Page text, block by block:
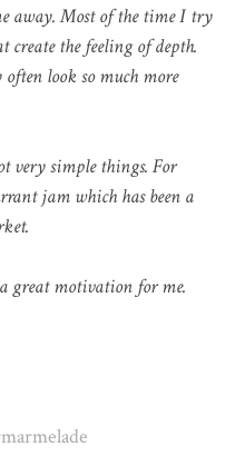
away. Most of the time I try
create the feeling of depth.
look so much more
very simple things. For
jam which has been a
great motivation for me.